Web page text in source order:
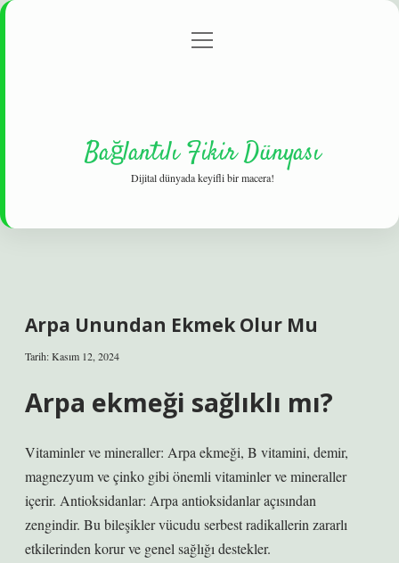
Gizlilik Politikası
menüyü
Bağlantılı Fikir Dünyası
Dijital dünyada keyifli bir macera!
Arpa Unundan Ekmek Olur Mu
Tarih: Kasım 12, 2024
Arpa ekmeği sağlıklı mı?
Vitaminler ve mineraller: Arpa ekmeği, B vitamini, demir,
magnezyum ve çinko gibi önemli vitaminler ve mineraller
içerir. Antioksidanlar: Arpa antioksidanlar açısından
zengindir. Bu bileşikler vücudu serbest radikallerin zararlı
etkilerinden korur ve genel sağlığı destekler.